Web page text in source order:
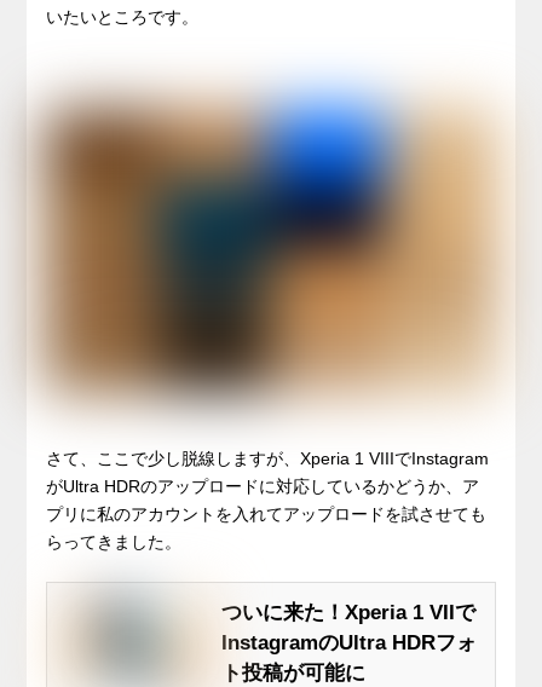
いたいところです。
さて、ここで少し脱線しますが、Xperia 1 VIIIでInstagram
がUltra HDRのアップロードに対応しているかどうか、ア
プリに私のアカウントを入れてアップロードを試させても
らってきました。
ついに来た！Xperia 1 VIIで
InstagramのUltra HDRフォ
ト投稿が可能に